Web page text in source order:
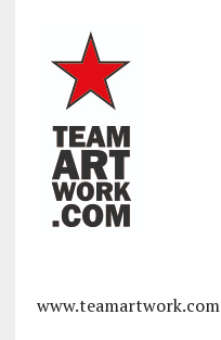
www.teamartwork.com